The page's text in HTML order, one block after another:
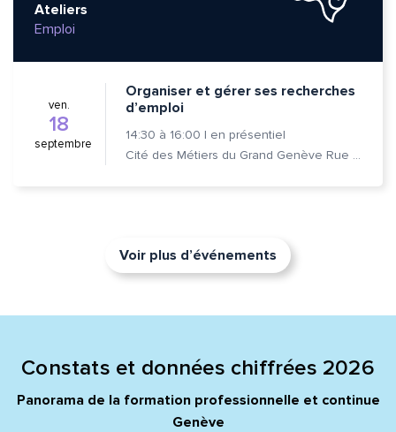
Ateliers
Emploi
ven.
18
septembre
Organiser et gérer ses recherches
d’emploi
14:30 à 16:00 | en présentiel
Cité des Métiers du Grand Genève Rue Prévost-Martin 6 1205 Genève
Voir plus d’événements
Constats et données chiffrées 2026
Panorama de la formation professionnelle et continue
Genève